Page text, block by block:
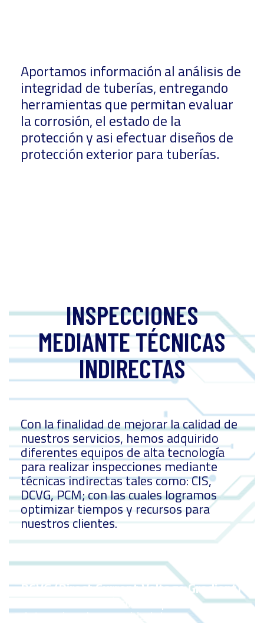
Aportamos información al análisis de
integridad de tuberías, entregando
herramientas que permitan evaluar
la corrosión, el estado de la
protección y asi efectuar diseños de
protección exterior para tuberías.
INSPECCIONES
MEDIANTE TÉCNICAS
INDIRECTAS
Con la finalidad de mejorar la calidad de
nuestros servicios, hemos adquirido
diferentes equipos de alta tecnología
para realizar inspecciones mediante
técnicas indirectas tales como: CIS,
DCVG, PCM; con las cuales logramos
optimizar tiempos y recursos para
nuestros clientes.
DCVG (Direct Current Voltage Gradient)
determinar la necesidad de